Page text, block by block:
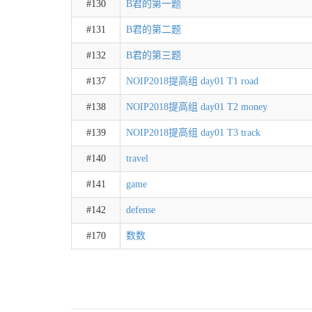
#130 B君的第一题
#131 B君的第二题
#132 B君的第三题
#137 NOIP2018提高组 day01 T1 road
#138 NOIP2018提高组 day01 T2 money
#139 NOIP2018提高组 day01 T3 track
#140 travel
#141 game
#142 defense
#170 数数